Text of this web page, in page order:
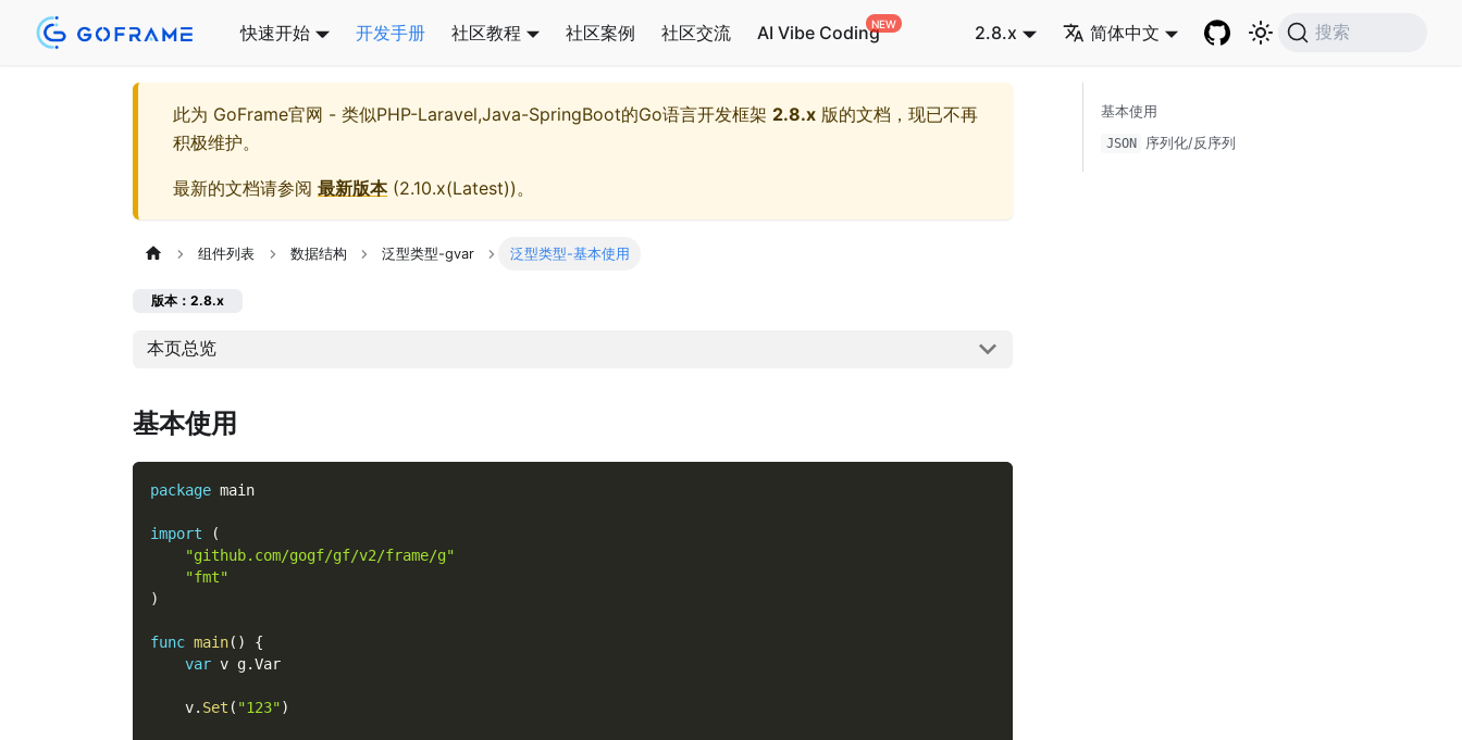
快速开始 开发手册 社区教程 社区案例 社区交流 AI Vibe Coding 2.8.x 简体中文 搜索
此为 GoFrame官网 - 类似PHP-Laravel,Java-SpringBoot的Go语言开发框架 2.8.x 版的文档，现已不再
积极维护。
最新的文档请参阅 最新版本(2.10.x(Latest))。
组件列表 数据结构 泛型类型-gvar 泛型类型-基本使用
版本：2.8.x
本页总览
基本使用
package main
import
(
"github.com/gogf/gf/v2/frame/g"
"fmt"
)
func main( )
{
var v g.Var
    v
. Set ( "123")
基本使用
JSON 序列化/反序列